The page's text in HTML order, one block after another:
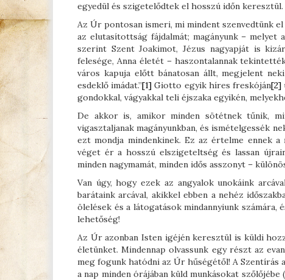
egyedül és szigetelődtek el hosszú időn keresztül.
Az Úr pontosan ismeri, mi mindent szenvedtünk
az elutasítottság fájdalmát; magányunk – melyet
szerint Szent Joakimot, Jézus nagyapját is
felesége, Anna életét – haszontalannak
város kapuja előtt bánatosan állt, megjelent
esdeklő imádat.”[1] Giotto egyik híres freskóján[2]
gondokkal, vágyakkal teli éjszaka egyikén,
De akkor is, amikor minden sötétnek tűnik,
vigasztaljanak magányunkban, és ismételgessék
ezt mondja mindenkinek. Ez az értelme ennek
véget ér a hosszú elszigeteltség és lassan
minden nagymamát, minden idős asszonyt –
Van úgy, hogy ezek az angyalok unokáink
barátaink arcával, akikkel ebben a nehéz
ölelések és a látogatások mindannyiunk
lehetőség!
Az Úr azonban Isten igéjén keresztül is küldi
életünket. Mindennap olvassunk egy részt az
meg fogunk hatódni az Úr hűségétől! A Szentírás
a nap minden órájában küld munkásokat